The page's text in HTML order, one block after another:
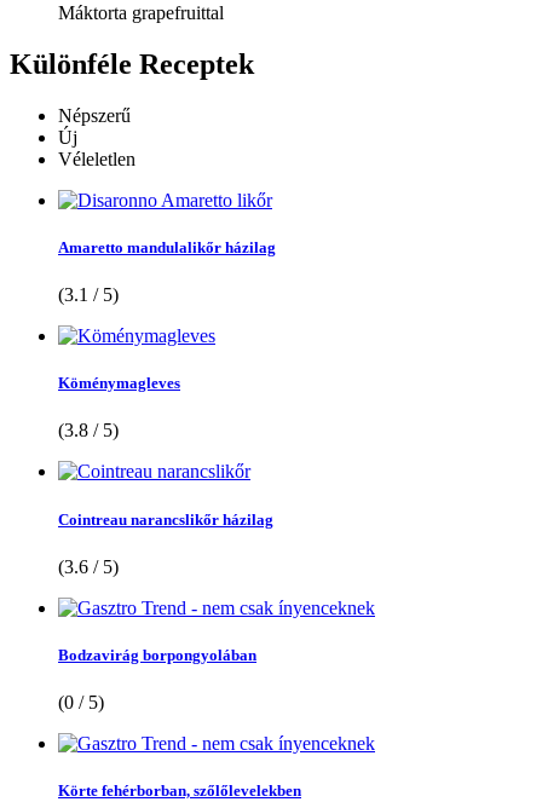
Máktorta grapefruittal
Különféle Receptek
Népszerű
Új
Véleletlen
Amaretto mandulalikőr házilag
(3.1 / 5)
Köménymagleves
(3.8 / 5)
Cointreau narancslikőr házilag
(3.6 / 5)
Bodzavirág borpongyolában
(0 / 5)
Körte fehérborban, szőlőlevelekben